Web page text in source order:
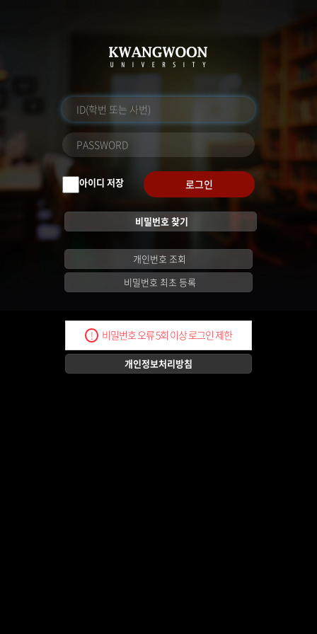
아이디 저장 로그인
비밀번호 찾기
개인번호 조회
비밀번호 최초 등록
! 비밀번호 오류 5회 이상 로그인 제한
개인정보처리방침